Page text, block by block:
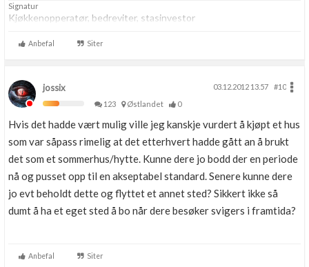
Signatur
Kjøkkenopperatør, bedreviter, stasinvestor
Anbefal Siter
jossix 03.12.2012 13.57
#10
123
Østlandet 0
Hvis det hadde vært mulig ville jeg kanskje vurdert å kjøpt et hus
som var såpass rimelig at det etterhvert hadde gått an å brukt
det som et sommerhus/hytte. Kunne dere jo bodd der en periode
nå og pusset opp til en akseptabel standard. Senere kunne dere
jo evt beholdt dette og flyttet et annet sted? Sikkert ikke så
dumt å ha et eget sted å bo når dere besøker svigers i framtida?
Anbefal Siter